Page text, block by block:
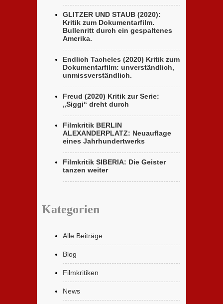
GLITZER UND STAUB (2020):
Kritik zum Dokumentarfilm.
Bullenritt durch ein gespaltenes
Amerika.
Endlich Tacheles (2020) Kritik zum
Dokumentarfilm: unverständlich,
unmissverständlich.
Freud (2020) Kritik zur Serie:
„Siggi“ dreht durch
Filmkritik BERLIN
ALEXANDERPLATZ: Neuauflage
eines Jahrhundertwerks
Filmkritik SIBERIA: Die Geister
tanzen weiter
Kategorien
Alle Beiträge
Blog
Filmkritiken
News